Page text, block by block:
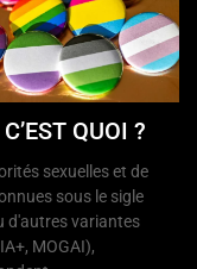
QUOI ?
sexuelles et de
sous le sigle
d'autres variantes
MOGAI),